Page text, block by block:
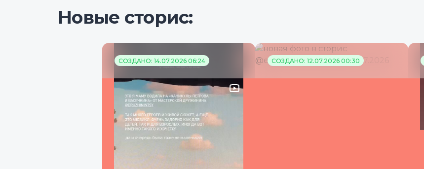
Новые сторис:
СОЗДАНО: 14.07.2026 06:24 СОЗДАНО: 12.07.2026 00:30